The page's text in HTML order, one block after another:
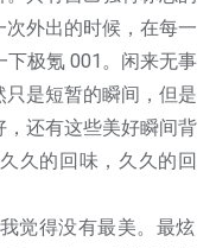
外出的时候，在每一
下极氪 001。闲来无事
是短暂的瞬间，但是
还有这些美好瞬间背
久的回味，久久的回
觉得没有最美。最炫